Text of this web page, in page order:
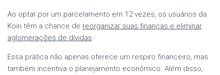
Ao optar por um parcelamento em 12 vezes, os usuários da
Koin têm a chance de reorganizar suas finanças e eliminar
aglomerações de dívidas.
Essa prática não apenas oferece um respiro financeiro, mas
também incentiva o planejamento econômico. Além disso,